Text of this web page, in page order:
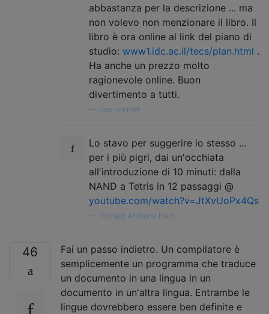
abbastanza per la descrizione ... ma
non volevo non menzionare il libro. Il
libro è ora online al link del piano di
studio: www1.idc.ac.il/tecs/plan.html .
Ha anche un prezzo molto
ragionevole online. Buon
divertimento a tutti.
Joe Internet,
Lo stavo per suggerire io stesso ...
per i più pigri, dai un'occhiata
all'introduzione di 10 minuti: dalla
NAND a Tetris in 12 passaggi @
youtube.com/watch?v=JtXvUoPx4Qs
Richard Anthony Hein
46
Fai un passo indietro. Un compilatore è
semplicemente un programma che traduce
un documento in una lingua in un
documento in un'altra lingua. Entrambe le
lingue dovrebbero essere ben definite e